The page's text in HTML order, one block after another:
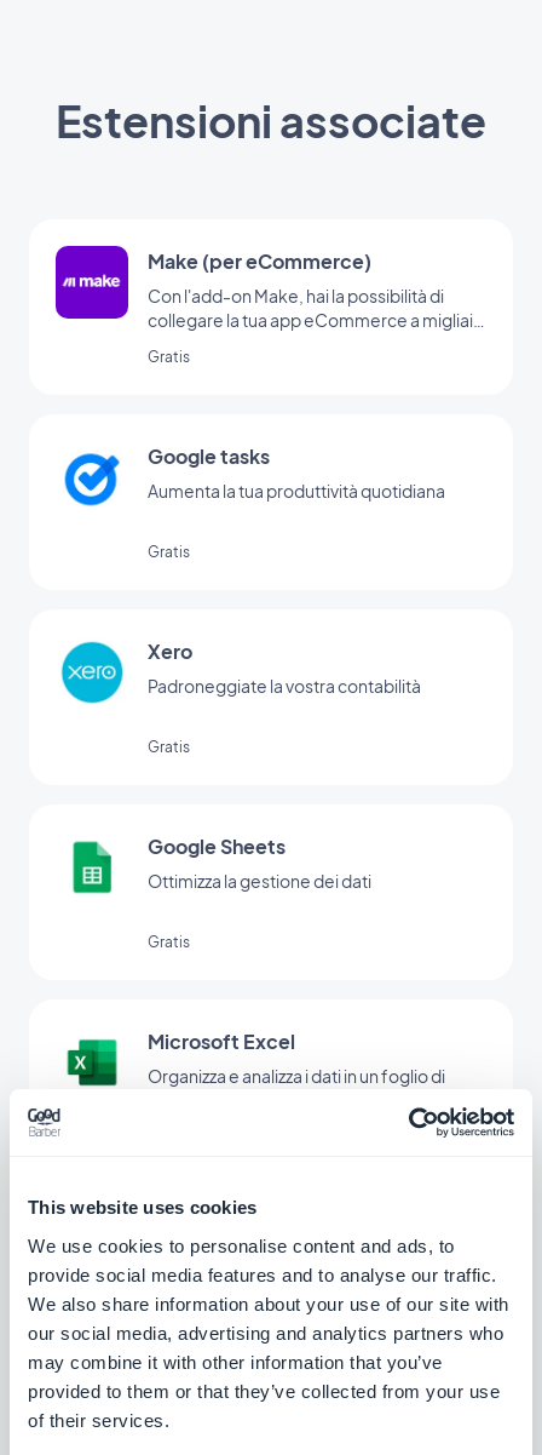
This website uses cookies
We use cookies to personalise content and ads, to
provide social media features and to analyse our traffic.
We also share information about your use of our site with
our social media, advertising and analytics partners who
may combine it with other information that you’ve
provided to them or that they’ve collected from your use
of their services.
Estensioni associate
Make (per eCommerce)
Con l'add-on Make, hai la possibilità di
collegare la tua app eCommerce a migliaia
impostare le automazioni senza dover
Gratis
Google tasks
Aumenta la tua produttività quotidiana
Gratis
Xero
Padroneggiate la vostra contabilità
Gratis
Google Sheets
Ottimizza la gestione dei dati
Gratis
Microsoft Excel
Organizza e analizza i dati in un foglio di
Slack
Semplificate la comunicazione del vostro
team
Gratis
FreshBooks